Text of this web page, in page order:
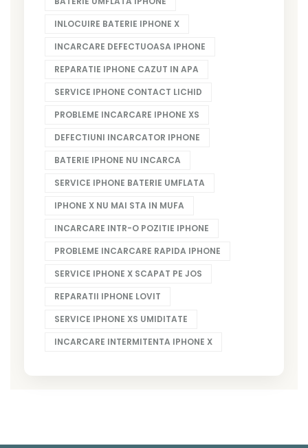
INLOCUIRE BATERIE IPHONE X
INCARCARE DEFECTUOASA IPHONE
REPARATIE IPHONE CAZUT IN APA
SERVICE IPHONE CONTACT LICHID
PROBLEME INCARCARE IPHONE XS
DEFECTIUNI INCARCATOR IPHONE
BATERIE IPHONE NU INCARCA
SERVICE IPHONE BATERIE UMFLATA
IPHONE X NU MAI STA IN MUFA
INCARCARE INTR-O POZITIE IPHONE
PROBLEME INCARCARE RAPIDA IPHONE
SERVICE IPHONE X SCAPAT PE JOS
REPARATII IPHONE LOVIT
SERVICE IPHONE XS UMIDITATE
INCARCARE INTERMITENTA IPHONE X